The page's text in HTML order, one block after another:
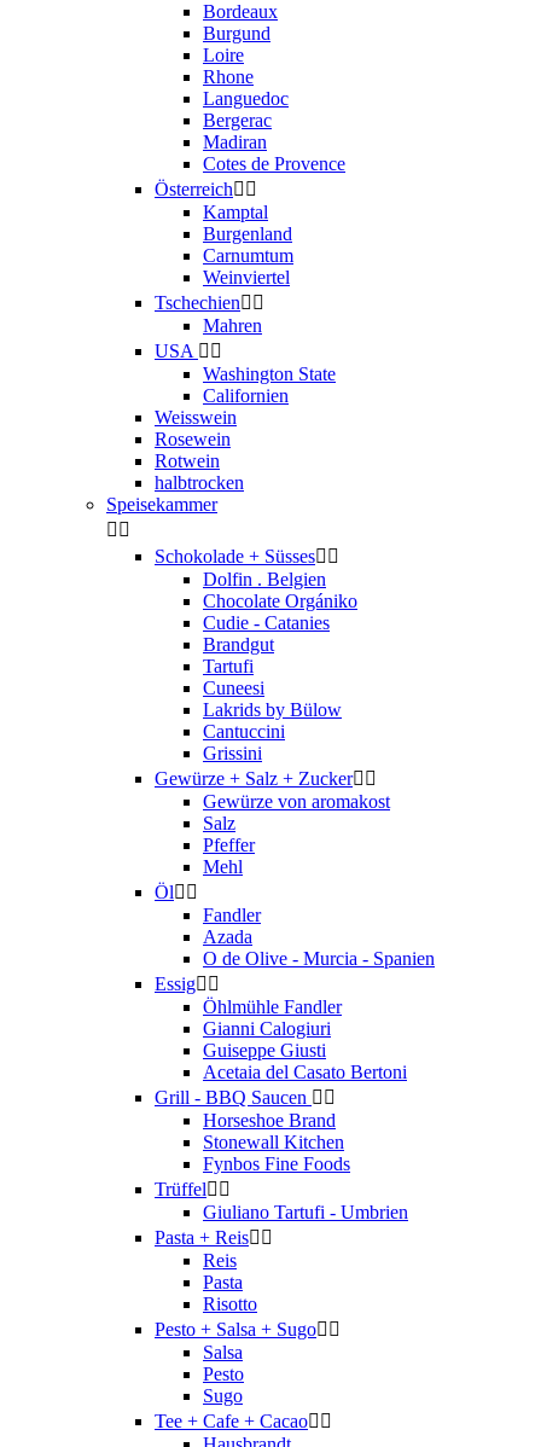
Bordeaux
Burgund
Loire
Rhone
Languedoc
Bergerac
Madiran
Cotes de Provence
Österreich 
Kamptal
Burgenland
Carnumtum
Weinviertel
Tschechien 
Mahren
USA  
Washington State
Californien
Weisswein
Rosewein
Rotwein
halbtrocken
Speisekammer
 
Schokolade + Süsses 
Dolfin . Belgien
Chocolate Orgániko
Cudie - Catanies
Brandgut
Tartufi
Cuneesi
Lakrids by Bülow
Cantuccini
Grissini
Gewürze + Salz + Zucker 
Gewürze von aromakost
Salz
Pfeffer
Mehl
Öl 
Fandler
Azada
O de Olive - Murcia - Spanien
Essig 
Öhlmühle Fandler
Gianni Calogiuri
Guiseppe Giusti
Acetaia del Casato Bertoni
Grill - BBQ Saucen  
Horseshoe Brand
Stonewall Kitchen
Fynbos Fine Foods
Trüffel 
Giuliano Tartufi - Umbrien
Pasta + Reis 
Reis
Pasta
Risotto
Pesto + Salsa + Sugo 
Salsa
Pesto
Sugo
Tee + Cafe + Cacao 